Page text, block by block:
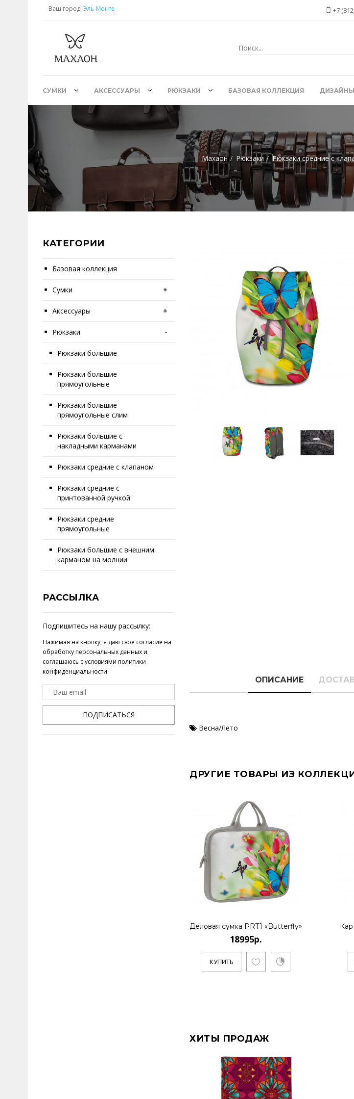
Ваш город: Эль-Монте +7
СУМКИ АКСЕССУАРЫ РЮКЗАКИ БАЗОВАЯ КОЛЛЕКЦИЯ
Махаон Рюкзаки Рюкзаки средние с
КАТЕГОРИИ
Базовая коллекция
Сумки +
Аксессуары +
Рюкзаки -
Рюкзаки большие
Рюкзаки большие
прямоугольные
Рюкзаки большие
прямоугольные слим
Рюкзаки большие с
накладными карманами
Рюкзаки средние с клапаном
Рюкзаки средние с
принтованной ручкой
Рюкзаки средние
прямоугольные
Рюкзаки большие с внешним
карманом на молнии
РАССЫЛКА
Подпишитесь на нашу рассылку:
Нажимая на кнопку, я даю свое согласие на
обработку персональных данныхи
соглашаюсь с условиями политики
конфиденциальности
ПОДПИСАТЬСЯ
ОПИСАНИЕ
Весна/Лето
ДРУГИЕ ТОВАРЫ ИЗ КОЛЛЕКЦИИ
Деловая сумка PRT1 «Butterfly»
18995р.
КУПИТЬ
ХИТЫ ПРОДАЖ